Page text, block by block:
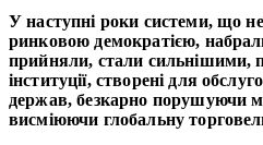
У наступні роки системи, що не
ринковою демократією,
прийняли, стали сильнішими,
інституції, створені для
держав, безкарно порушуючи
висміюючи глобальну